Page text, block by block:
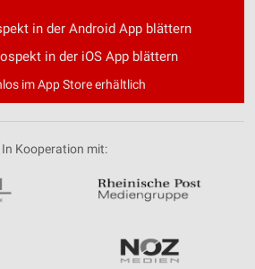
in der Android App blättern
in der iOS App blättern
im App Store erhältlich
In Kooperation mit: